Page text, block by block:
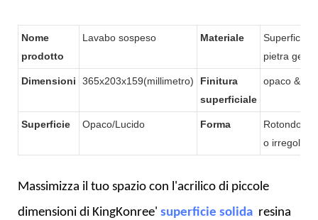
Nome
prodotto
Lavabo sospeso Materiale
Superficie
pietra gel-
Dimensioni 365x203x159(millimetro)
Finitura
superficiale
opaco &
Superficie Opaco/Lucido Forma
Rotondo/
o irregolare
Massimizza il tuo spazio con l'acrilico di piccole
dimensioni di KingKonree' superficie solida resina